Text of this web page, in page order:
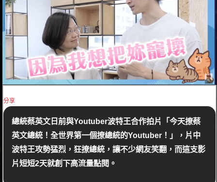
分享
總統蔡英文日前與Youtuber波特王合作拍片「今天撩蔡
英文總統！全世界第一個撩總統的Youtuber！」，片中
波特王攻勢猛烈，狂撩總統，讓不少網友笑翻，而這支影
片短短2天就創下高流量點閱。